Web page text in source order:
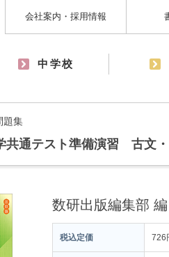
会社案内・採用情報
中学校
題集
通テスト準備演習 古文
数研出版編集部 編
税込定価 726